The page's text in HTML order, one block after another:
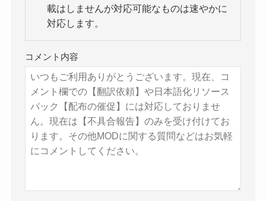
載はしませんが対応可能なものは速やかに
対応します。
コメント内容